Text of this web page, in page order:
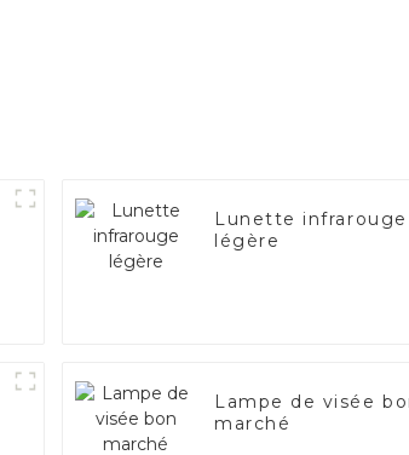
Lunette infrarouge
légère
Lampe de visée
marché